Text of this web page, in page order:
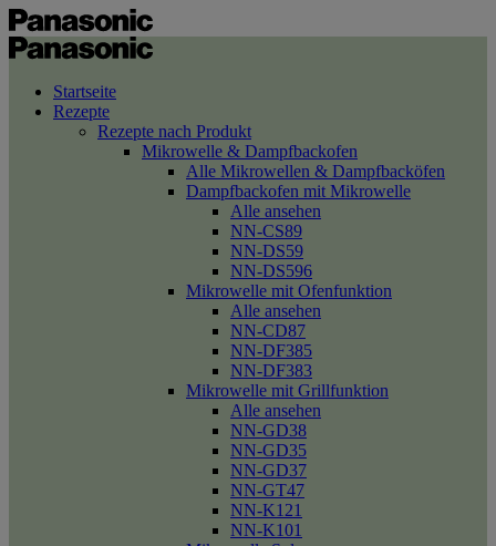
Startseite
Rezepte
Rezepte nach Produkt
Mikrowelle & Dampfbackofen
Alle Mikrowellen & Dampfbacköfen
Dampfbackofen mit Mikrowelle
Alle ansehen
NN-CS89
NN-DS59
NN-DS596
Mikrowelle mit Ofenfunktion
Alle ansehen
NN-CD87
NN-DF385
NN-DF383
Mikrowelle mit Grillfunktion
Alle ansehen
NN-GD38
NN-GD35
NN-GD37
NN-GT47
NN-K121
NN-K101